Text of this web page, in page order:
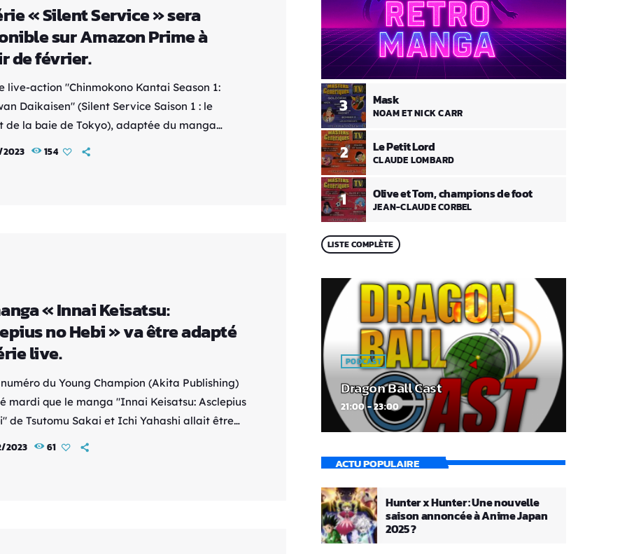
« Silent Service » sera
sur Amazon Prime à
de février.
live-action "Chinmokono Kantai Season 1:
Daikaisen" (Silent Service Saison 1 : le
de la baie de Tokyo), adaptée du manga
de Kaiji Kawaguchi, sera diffusée sur
2023 154
« Innai Keisatsu:
no Hebi » va être adapté
live.
du Young Champion (Akita Publishing)
mardi que le manga "Innai Keisatsu: Asclepius
de Tsutomu Sakai et Ichi Yahashi allait être
une série live, prévue pour sortir le 12
2023 61
1 Olive et Tom, champions de foot
JEAN-CLAUDE CORBEL
2 Le Petit Lord
CLAUDE LOMBARD
3 Mask
NOAM ET NICK CARR
LISTE COMPLÈTE
PODCAST
Dragon Ball Cast
21:00 - 23:00
ACTU POPULAIRE
Hunter x Hunter : Une nouvelle
saison annoncée à Anime Japan
2025 ?